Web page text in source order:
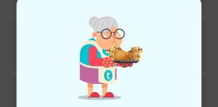
Cabot Books Publishing
Direct leverbaar
Cabot Books Publishing
Direct leverbaar